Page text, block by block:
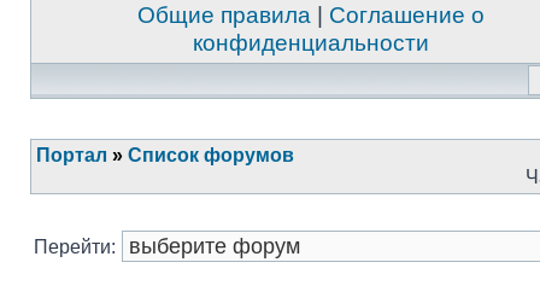
Общие правила | Соглашение о
конфиденциальности
Портал » Список форумов
Перейти: